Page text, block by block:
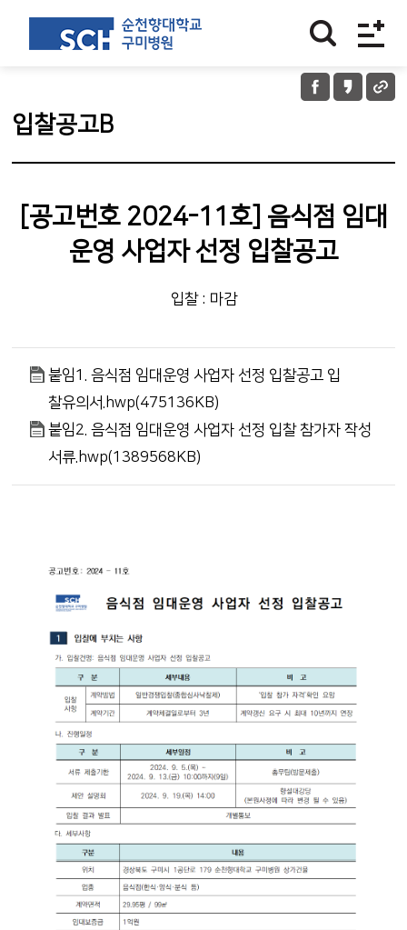
입찰공고B
[공고번호 2024-11호] 음식점 임대
운영 사업자 선정 입찰공고
입찰 : 마감
붙임1. 음식점 임대운영 사업자 선정 입찰공고 입
찰유의서.hwp(475136KB)
붙임2. 음식점 임대운영 사업자 선정 입찰 참가자 작성
서류.hwp(1389568KB)